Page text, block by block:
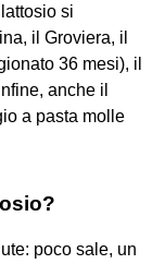
si
il Groviera, il
36 mesi), il
anche il
a pasta molle
poco sale, un